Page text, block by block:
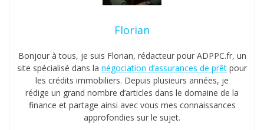
Florian
Bonjour à tous, je suis Florian, rédacteur pour ADPPC.fr, un
site spécialisé dans la négociation d’assurances de prêt pour
les crédits immobiliers. Depuis plusieurs années, je
rédige un grand nombre d’articles dans le domaine de la
finance et partage ainsi avec vous mes connaissances
approfondies sur le sujet.